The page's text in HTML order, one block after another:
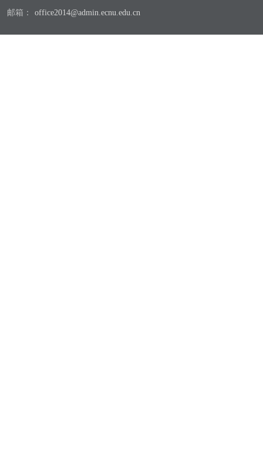
邮箱：
office2014@admin.ecnu.edu.cn